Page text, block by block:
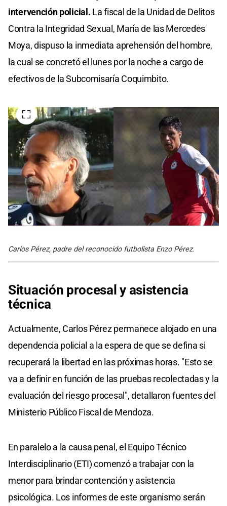
intervención policial. La fiscal de la Unidad de Delitos
Contra la Integridad Sexual, María de las Mercedes
Moya, dispuso la inmediata aprehensión del hombre,
la cual se concretó el lunes por la noche a cargo de
efectivos de la Subcomisaría Coquimbito.
Carlos Pérez, padre del reconocido futbolista Enzo Pérez.
Situación procesal y asistencia
técnica
Actualmente, Carlos Pérez permanece alojado en una
dependencia policial a la espera de que se defina si
recuperará la libertad en las próximas horas. "Esto se
va a definir en función de las pruebas recolectadas y la
evaluación del riesgo procesal", detallaron fuentes del
Ministerio Público Fiscal de Mendoza.
En paralelo a la causa penal, el Equipo Técnico
Interdisciplinario (ETI) comenzó a trabajar con la
menor para brindar contención y asistencia
psicológica. Los informes de este organismo serán